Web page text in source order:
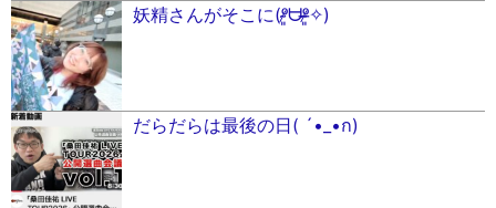
妖精さんがそこに(ᵒ̴̷͈ᗨᵒ̴̶̷͈✧)
だらだらは最後の日( ´•_•ก)